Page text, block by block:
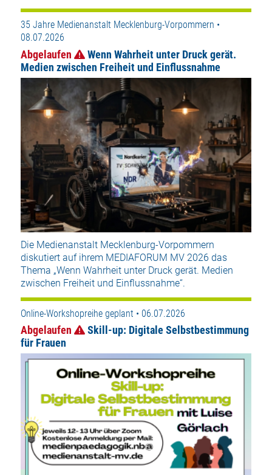
35 Jahre Medienanstalt Mecklenburg-Vorpommern •
08.07.2026
Abgelaufen
Wenn Wahrheit unter Druck gerät.
Medien zwischen Freiheit und Einflussnahme
Die Medienanstalt Mecklenburg-Vorpommern
diskutiert auf ihrem MEDIAFORUM MV 2026 das
Thema „Wenn Wahrheit unter Druck gerät. Medien
zwischen Freiheit und Einflussnahme“.
Online-Workshopreihe geplant • 06.07.2026
Abgelaufen
Skill-up: Digitale Selbstbestimmung
für Frauen